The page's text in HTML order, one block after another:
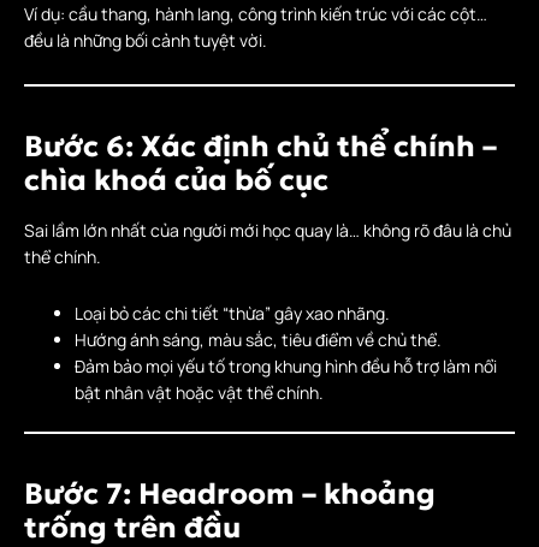
Ví dụ: cầu thang, hành lang, công trình kiến trúc với các cột…
đều là những bối cảnh tuyệt vời.
Bước 6: Xác định chủ thể chính –
chìa khoá của bố cục
Sai lầm lớn nhất của người mới học quay là… không rõ đâu là chủ
thể chính.
Loại bỏ các chi tiết “thừa” gây xao nhãng.
Hướng ánh sáng, màu sắc, tiêu điểm về chủ thể.
Đảm bảo mọi yếu tố trong khung hình đều hỗ trợ làm nổi
bật nhân vật hoặc vật thể chính.
Bước 7: Headroom – khoảng
trống trên đầu